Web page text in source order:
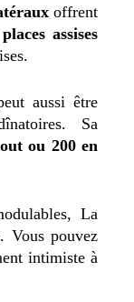
offrent
assises
aussi être
Sa
ou 200 en
La
Vous pouvez
intimiste à